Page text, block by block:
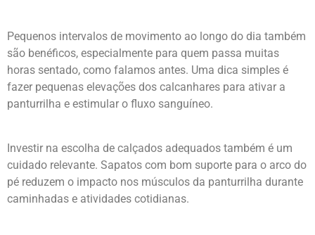
Pequenos intervalos de movimento ao longo do dia também
são benéficos, especialmente para quem passa muitas
horas sentado, como falamos antes. Uma dica simples é
fazer pequenas elevações dos calcanhares para ativar a
panturrilha e estimular o fluxo sanguíneo.
Investir na escolha de calçados adequados também é um
cuidado relevante. Sapatos com bom suporte para o arco do
pé reduzem o impacto nos músculos da panturrilha durante
caminhadas e atividades cotidianas.